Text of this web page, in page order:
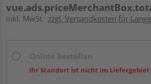
inkl. MwSt. zzgl. Versandkosten für
Ihr Standort ist nicht im Liefergebiet